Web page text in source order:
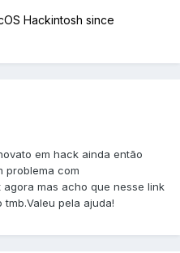
Hackintosh since
em hack ainda então
problema com
agora mas acho que nesse link
pela ajuda!